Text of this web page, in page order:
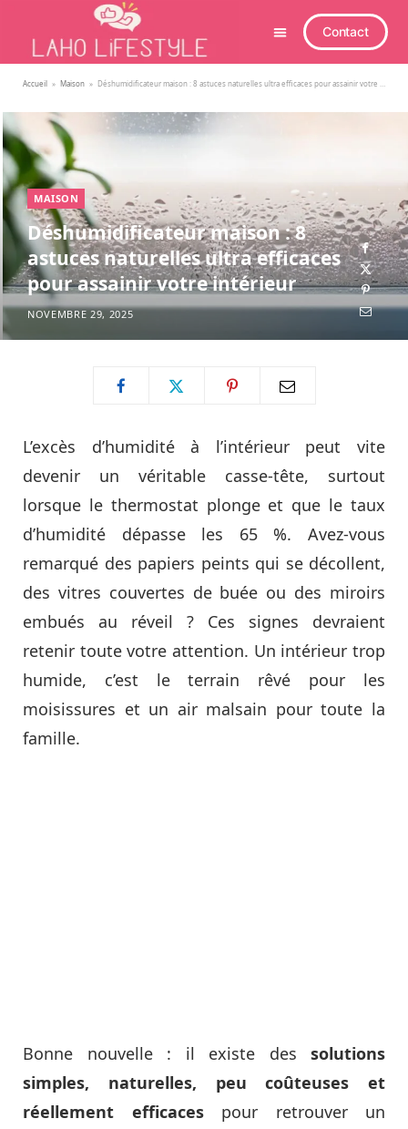
Contact
Accueil » Maison »
MAISON
Déshumidificateur maison : 8
astuces naturelles ultra efficaces
pour assainir votre intérieur
NOVEMBRE 29, 2025
L’excès d’humidité à l’intérieur peut vite
devenir un véritable casse-tête, surtout
lorsque le thermostat plonge et que le taux
d’humidité dépasse les 65 %. Avez-vous
remarqué des papiers peints qui se décollent,
des vitres couvertes de buée ou des miroirs
embués au réveil ? Ces signes devraient
retenir toute votre attention. Un intérieur trop
humide, c’est le terrain rêvé pour les
moisissures et un air malsain pour toute la
famille.
Bonne nouvelle : il existe des solutions
simples, naturelles, peu coûteuses et
réellement efficaces pour retrouver un